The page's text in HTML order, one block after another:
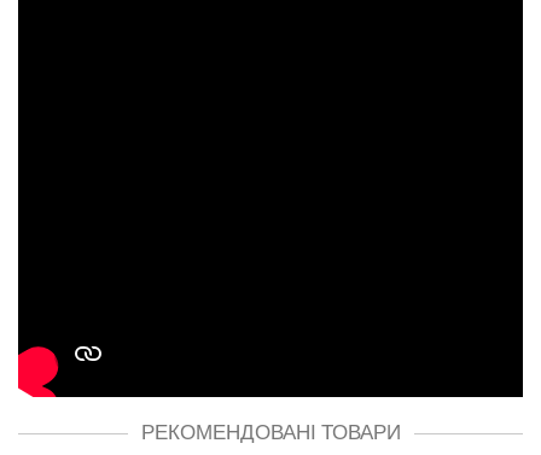
РЕКОМЕНДОВАНІ ТОВАРИ